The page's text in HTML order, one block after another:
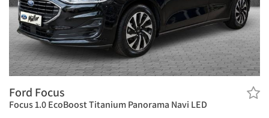
Ford Focus
Focus 1.0 EcoBoost Titanium Panorama Navi LED